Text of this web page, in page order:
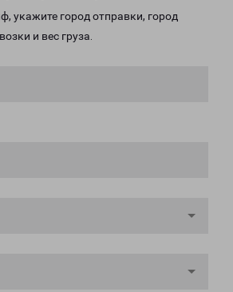
укажите город отправки, город
и вес груза.